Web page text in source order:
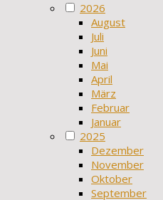
2026
August
Juli
Juni
Mai
April
März
Februar
Januar
2025
Dezember
November
Oktober
September